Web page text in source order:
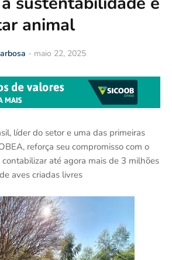
animal
- maio 22, 2025
líder do setor e uma das primeiras
reforça seu compromisso com o
contabilizar até agora mais de 3 milhões
de aves criadas livres